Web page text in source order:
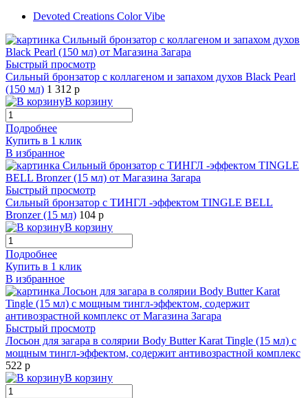
Devoted Creations Color Vibe
Быстрый просмотр
Сильный бронзатор с коллагеном и запахом духов Black Pearl
(150 мл) 1 312 р
В корзину
Подробнее
Купить в 1 клик
В избранное
Быстрый просмотр
Сильный бронзатор с ТИНГЛ -эффектом TINGLE BELL
Bronzer (15 мл) 104 р
В корзину
Подробнее
Купить в 1 клик
В избранное
Быстрый просмотр
Лосьон для загара в солярии Body Butter Karat Tingle (15 мл) с
мощным тингл-эффектом, содержит антивозрастной комплекс
522 р
В корзину